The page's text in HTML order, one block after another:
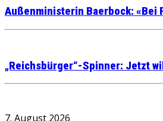
Außenministerin Baerbock: «Bei
„Reichsbürger“-Spinner: Jetzt
7. August 2026